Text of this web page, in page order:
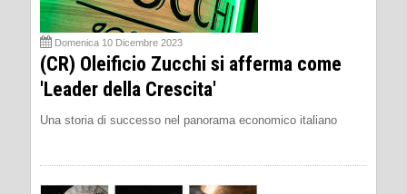
Domenica 10 Dicembre 2023
(CR) Oleificio Zucchi si afferma come
'Leader della Crescita'
Una storia di successo nel panorama economico italiano